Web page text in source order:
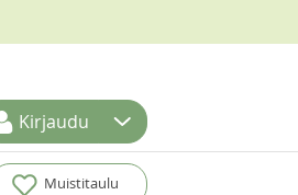
Kirjaudu
Muistitaulu